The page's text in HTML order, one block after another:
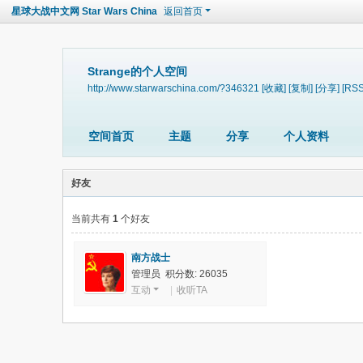
星球大战中文网 Star Wars China 返回首页
Strange的个人空间
http://www.starwarschina.com/?346321 [收藏] [复制] [分享]
空间首页 主题 分享 个人资料
好友
当前共有 1 个好友
南方战士
管理员 积分数: 26035
互动
收听TA